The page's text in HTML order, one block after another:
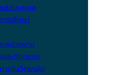
ส่วนบุคคล
ารศึกษา
หน่วยงาน
และกิจกรรม
าศในวิทยาลัย